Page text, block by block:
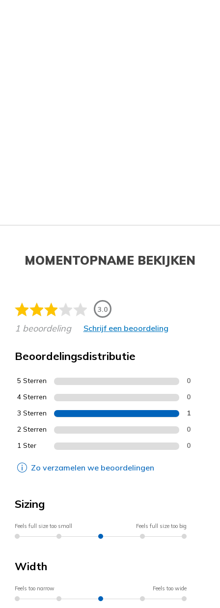
MOMENTOPNAME BEKIJKEN
3.0
1 beoordeling Schrijf een beoordeling
Beoordelingsdistributie
5 Sterren 0
4 Sterren 0
3 Sterren 1
2 Sterren 0
1 Ster 0
Zo verzamelen we beoordelingen
Sizing
Feels full size too small Feels full size too big
Width
Feels too narrow Feels too wide